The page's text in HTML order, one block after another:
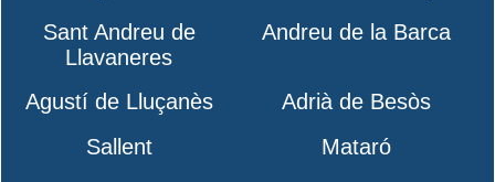
Sant Andreu de
Llavaneres
Andreu de la Barca
Agustí de Lluçanès
Adrià de Besòs
Sallent
Mataró